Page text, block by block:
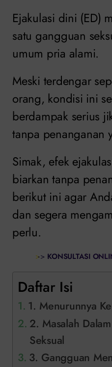
Ejakulasi dini (ED)
satu gangguan
umum pria alami.
Meski terdengar
orang, kondisi ini
berdampak serius
tanpa penanganan
Simak, efek
biarkan tanpa
berikut ini agar
dan segera
perlu.
>> KONSULTASI
Daftar Isi
1. Menurunnya
2. Masalah
Seksual
3. Gangguan